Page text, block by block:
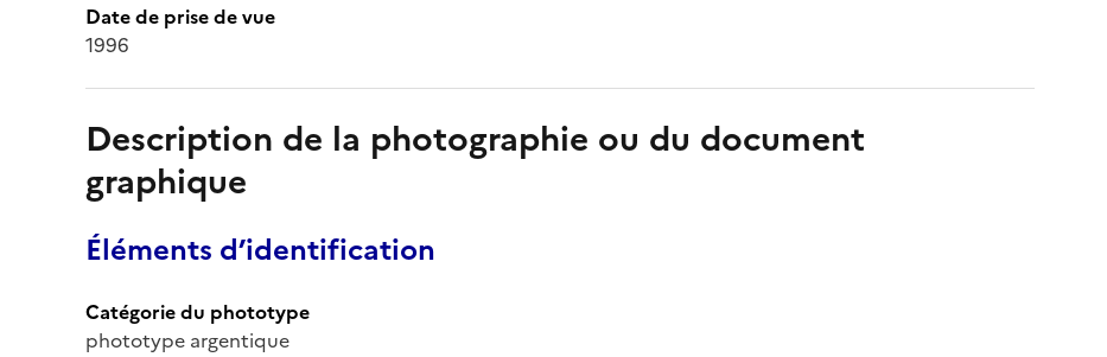
Date de prise de vue
1996
Description de la photographie ou du document
graphique
Éléments d’identification
Catégorie du phototype
phototype argentique